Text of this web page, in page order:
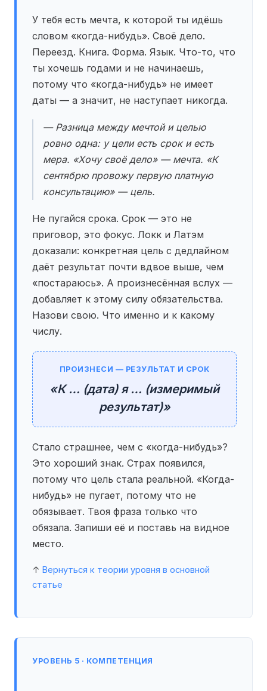
У тебя есть мечта, к которой ты идёшь
словом «когда-нибудь». Своё дело.
Переезд. Книга. Форма. Язык. Что-то, что
ты хочешь годами и не начинаешь,
потому что «когда-нибудь» не имеет
даты — а значит, не наступает никогда.
— Разница между мечтой и целью
ровно одна: у цели есть срок и есть
мера. «Хочу своё дело» — мечта. «К
сентябрю провожу первую платную
консультацию» — цель.
Не пугайся срока. Срок — это не
приговор, это фокус. Локк и Латэм
доказали: конкретная цель с дедлайном
даёт результат почти вдвое выше, чем
«постараюсь». А произнесённая вслух —
добавляет к этому силу обязательства.
Назови свою. Что именно и к какому
числу.
ПРОИЗНЕСИ — РЕЗУЛЬТАТ И СРОК
«К … (дата) я … (измеримый
результат)»
Стало страшнее, чем с «когда-нибудь»?
Это хороший знак. Страх появился,
потому что цель стала реальной. «Когда-
нибудь» не пугает, потому что не
обязывает. Твоя фраза только что
обязала. Запиши её и поставь на видное
место.
↑ Вернуться к теории уровня в основной
статье
УРОВЕНЬ 5 · КОМПЕТЕНЦИЯ